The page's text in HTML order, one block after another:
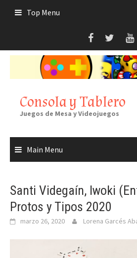
Top Menu
Consola y Tablero
Juegos de Mesa y Videojuegos
Main Menu
Santi Videgaín, Iwoki
Protos y Tipos 2020
marzo 26, 2020 Lorena Garcés